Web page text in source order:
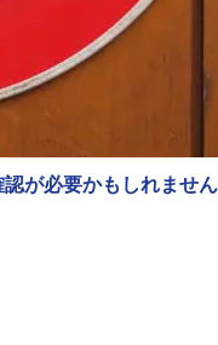
が必要かもしれません